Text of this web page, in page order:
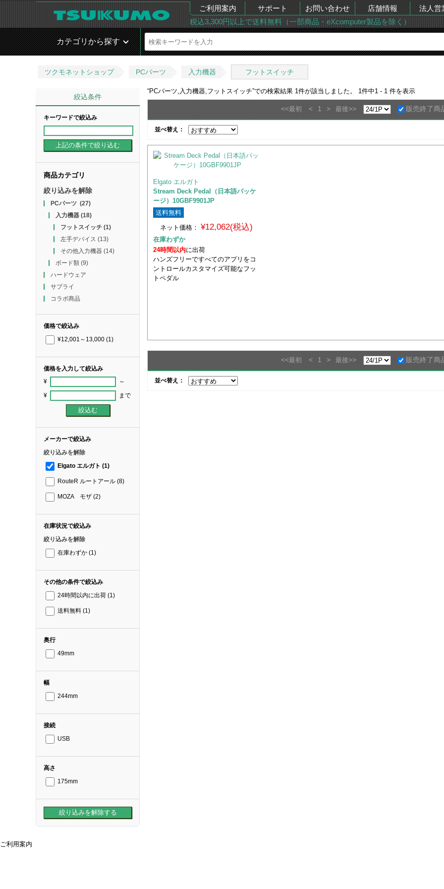
ご利用案内 サポート お問い合わせ 店舗情報 法人営
税込3,300円以上で送料無料（一部商品・eXcomputer製品を除く）
カテゴリから探す
ツクモネットショップ PCパーツ 入力機器 フットスイッチ
絞込条件
キーワードで絞込み
商品カテゴリ
絞り込みを解除
PCパーツ (27)
入力機器(18)
フットスイッチ(1)
左手デバイス (13)
その他入力機器(14)
ボード類(9)
ハードウェア
サプライ
コラボ商品
価格で絞込み
¥12,001～13,000 (1)
価格を入力して絞込み
¥ ～
¥ まで
メーカーで絞込み
絞り込みを解除
Elgato エルガト (1)
RouteR ルートアール (8)
MOZA モザ (2)
在庫状況で絞込み
絞り込みを解除
在庫わずか (1)
その他の条件で絞込み
24時間以内に出荷 (1)
送料無料 (1)
奥行
49mm
幅
244mm
接続
USB
高さ
175mm
“PCパーツ,入力機器,フットスイッチ”での検索結果 1 件が該当しました。 1 件中1 - 1 件を表示
<<最初 < 1 > 最後>> 販売終了商
並べ替え：
Elgato エルガト
Stream Deck Pedal（日本語パッケ
ージ）10GBF9901JP
送料無料
ネット価格：
¥12,062(税込)
在庫わずか
24時間以内に出荷
ハンズフリーですべてのアプリをコ
ントロールカスタマイズ可能なフッ
トペダル
<<最初 < 1 > 最後>> 販売終了商
並べ替え：
ご利用案内